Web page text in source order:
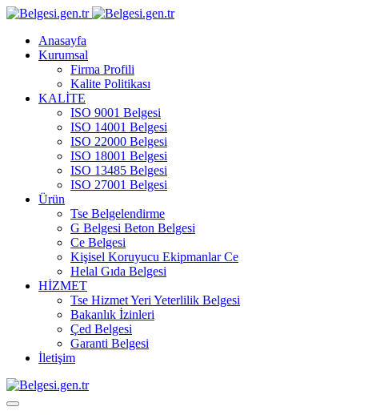
Anasayfa
Kurumsal
Firma Profili
Kalite Politikası
KALİTE
ISO 9001 Belgesi
ISO 14001 Belgesi
ISO 22000 Belgesi
ISO 18001 Belgesi
ISO 13485 Belgesi
ISO 27001 Belgesi
Ürün
Tse Belgelendirme
G Belgesi Beton Belgesi
Ce Belgesi
Kişisel Koruyucu Ekipmanlar Ce
Helal Gıda Belgesi
HİZMET
Tse Hizmet Yeri Yeterlilik Belgesi
Bakanlık İzinleri
Çed Belgesi
Garanti Belgesi
İletişim